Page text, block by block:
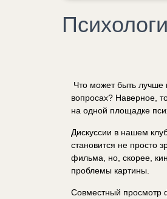
Что может быть лучше
вопросах? Наверное,
на одной площадке
Дискуссии в нашем
становится не просто
фильма, но, скорее,
проблемы картины.
Совместный просмотр